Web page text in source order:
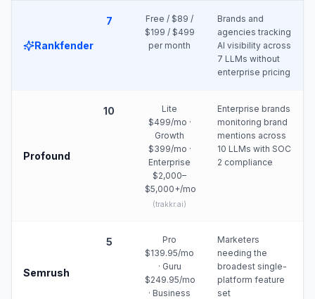
Rankfender
7
Free / $89 /
$199 / $499
per month
Brands and
agencies tracking
AI visibility across
7 LLMs without
enterprise pricing
Profound
10
Lite
$499/mo ·
Growth
$399/mo ·
Enterprise
$2,000–
$5,000+/mo
(trakkr.ai)
Enterprise brands
monitoring brand
mentions across
10 LLMs with SOC
2 compliance
Semrush
5
Pro
$139.95/mo
· Guru
$249.95/mo
· Business
Marketers
needing the
broadest single-
platform feature
set